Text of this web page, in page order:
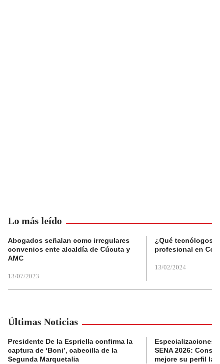
Lo más leído
Abogados señalan como irregulares
convenios ente alcaldía de Cúcuta y
AMC
13/07/2023
¿Qué tecnólogos
profesional en
13/02/2024
Últimas Noticias
Presidente De la Espriella confirma la
captura de ‘Boni’, cabecilla de la
Segunda Marquetalia
Especializaciones
SENA 2026:
mejore su perfil